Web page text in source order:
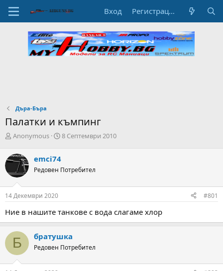
Вход Регистрация
Дъра-Бъра
Палатки и къмпинг
А
т
о
р
н
а
т
м
а
т
а
Anonymous
Н
л
а
т
а
8 Септември 2010
emci74
Редовен Потребител
14 Декември 2020 #801
Ние в нашите танкове с вода слагаме хлор
Б братушка
Редовен Потребител